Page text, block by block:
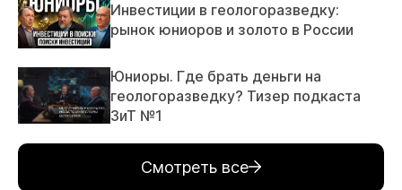
Инвестиции в геологоразведку:
рынок юниоров и золото в России
Юниоры. Где брать деньги на
геологоразведку? Тизер подкаста
ЗиТ №1
Смотреть все